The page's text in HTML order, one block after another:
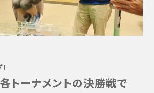
トーナメントの決勝戦で